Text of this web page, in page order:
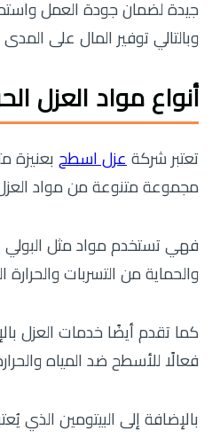
جيدة لضمان جودة العمل
وبالتالي توفير المال على
أنواع مواد العزل
تعتبر شركة عزل اسطح بعنيزة
مجموعة متنوعة من مواد العزل
فهي تستخدم مواد مثل البولي
والحماية من التسربات والحرارة
كما تقدم أيضًا خدمات العزل
فعالًا للأسطح ضد المياه
بالإضافة إلى البيتومين الذي